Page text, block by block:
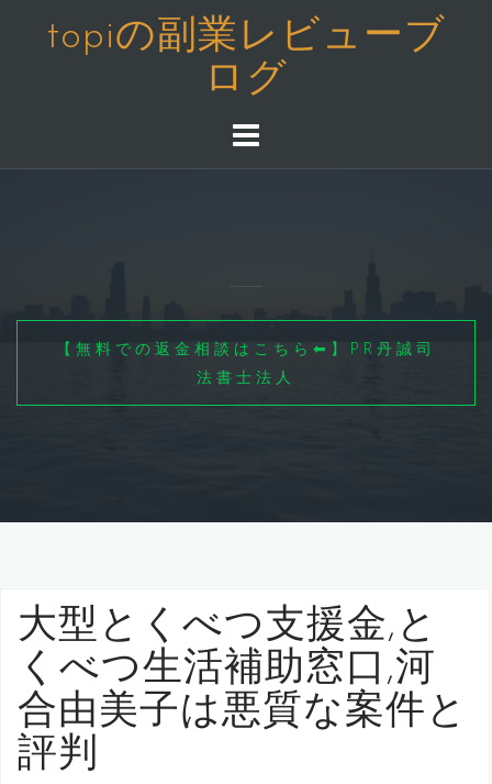
へ
topiの副業レビューブ
ログ
【無料での返金相談はこちら⬅】PR丹誠司
法書士法人
大型とくべつ支援金,と
くべつ生活補助窓口,河
合由美子は悪質な案件と
評判